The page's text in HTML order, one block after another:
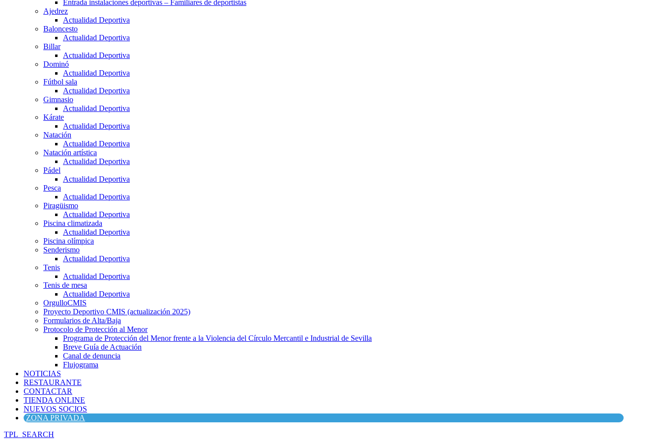
Entrada instalaciones deportivas – Familiares de deportistas
Ajedrez
Actualidad Deportiva
Baloncesto
Actualidad Deportiva
Billar
Actualidad Deportiva
Dominó
Actualidad Deportiva
Fútbol sala
Actualidad Deportiva
Gimnasio
Actualidad Deportiva
Kárate
Actualidad Deportiva
Natación
Actualidad Deportiva
Natación artística
Actualidad Deportiva
Pádel
Actualidad Deportiva
Pesca
Actualidad Deportiva
Piragüismo
Actualidad Deportiva
Piscina climatizada
Actualidad Deportiva
Piscina olímpica
Senderismo
Actualidad Deportiva
Tenis
Actualidad Deportiva
Tenis de mesa
Actualidad Deportiva
OrgulloCMIS
Proyecto Deportivo CMIS (actualización 2025)
Formularios de Alta/Baja
Protocolo de Protección al Menor
Programa de Protección del Menor frente a la Violencia del Círculo Mercantil e Industrial de Sevilla
Breve Guía de Actuación
Canal de denuncia
Flujograma
NOTICIAS
RESTAURANTE
CONTACTAR
TIENDA ONLINE
NUEVOS SOCIOS
ZONA PRIVADA
TPL_SEARCH